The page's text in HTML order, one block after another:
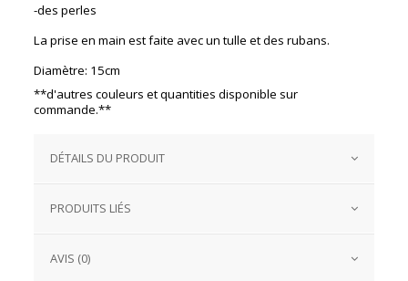
-des perles
La prise en main est faite avec un tulle et des rubans.
Diamètre: 15cm
**d'autres couleurs et quantities disponible sur
commande.**
DÉTAILS DU PRODUIT
PRODUITS LIÉS
AVIS (0)